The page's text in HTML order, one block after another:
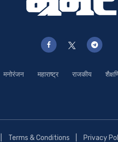
मनोरंजन महाराष्ट्र राजकीय
Terms & Conditions Privacy